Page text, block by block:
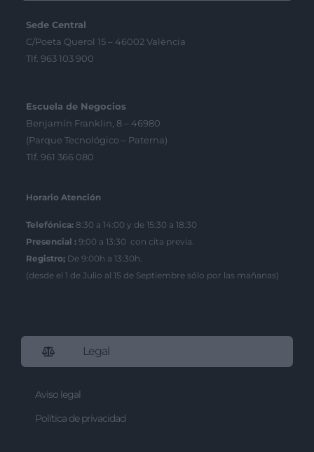
Sede Central
C/Poeta Querol 15 – 46002 València
Tlf. 963 103 900
Escuela de Negocios
Benjamín Franklin, 8 – 46980
(Parque Tecnológico – Paterna)
Tlf. 961 366 080
Horario Atención
Telefónica: 8:30 a 14:00 y de 15:30 a 18:30
Presencial : 9:00 a 13:30 con cita previa.
Registro; De 9:00h a 13:30h.
(desde el 1 de Julio al 15 de Septiembre sólo por las mañanas)
Legal
Aviso legal
Política de privacidad